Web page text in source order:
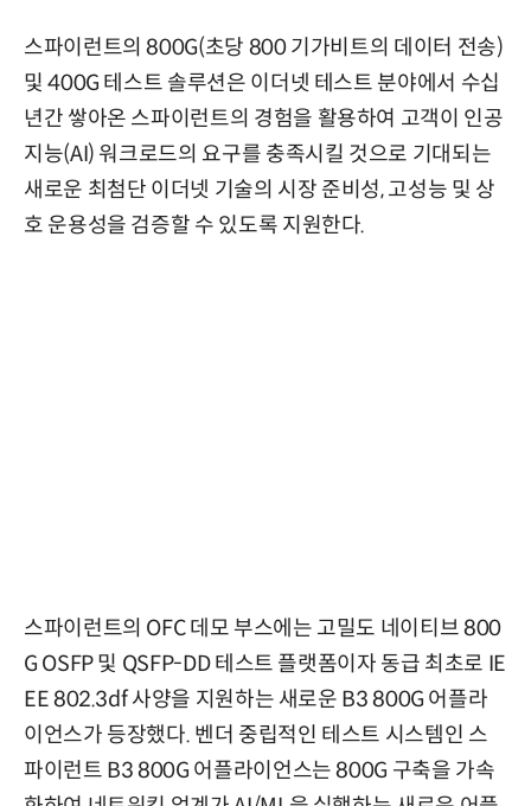
스파이런트의 800G(초당 800 기가비트의 데이터 전송)
및 400G 테스트 솔루션은 이더넷 테스트 분야에서 수십
년간 쌓아온 스파이런트의 경험을 활용하여 고객이 인공
지능(AI) 워크로드의 요구를 충족시킬 것으로 기대되는
새로운 최첨단 이더넷 기술의 시장 준비성, 고성능 및 상
호 운용성을 검증할 수 있도록 지원한다.
스파이런트의 OFC 데모 부스에는 고밀도 네이티브 800
G OSFP 및 QSFP-DD 테스트 플랫폼이자 동급 최초로 IE
EE 802.3df 사양을 지원하는 새로운 B3 800G 어플라
이언스가 등장했다. 벤더 중립적인 테스트 시스템인 스
파이런트 B3 800G 어플라이언스는 800G 구축을 가속